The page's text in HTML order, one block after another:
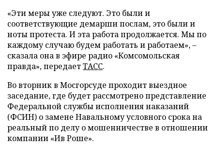
«Эти меры уже следуют. Это были и
соответствующие демарши послам, это были и
ноты протеста. И эта работа продолжается. Мы по
каждому случаю будем работать и работаем», –
сказала она в эфире радио «Комсомольская
правда», передаетТАСС.
Во вторник в Мосгорсуде проходит выездное
заседание, где будет рассмотрено представление
Федеральной службы исполнения наказаний
(ФСИН) о замене Навальному условного срока на
реальный по делу о мошенничестве в отношении
компании «Ив Роше».